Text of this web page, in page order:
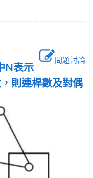
問題討論
N表示
則連桿數及對偶